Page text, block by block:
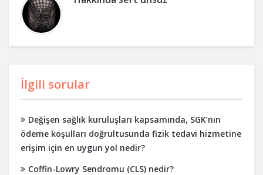
İlgili sorular
Değişen sağlık kuruluşları kapsamında, SGK’nın
ödeme koşulları doğrultusunda fizik tedavi hizmetine
erişim için en uygun yol nedir?
Coffin-Lowry Sendromu (CLS) nedir?